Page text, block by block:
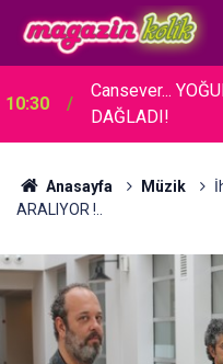
10:30
Cansever...
DAĞLADI!
Anasayfa Müzik
ARALIYOR !..